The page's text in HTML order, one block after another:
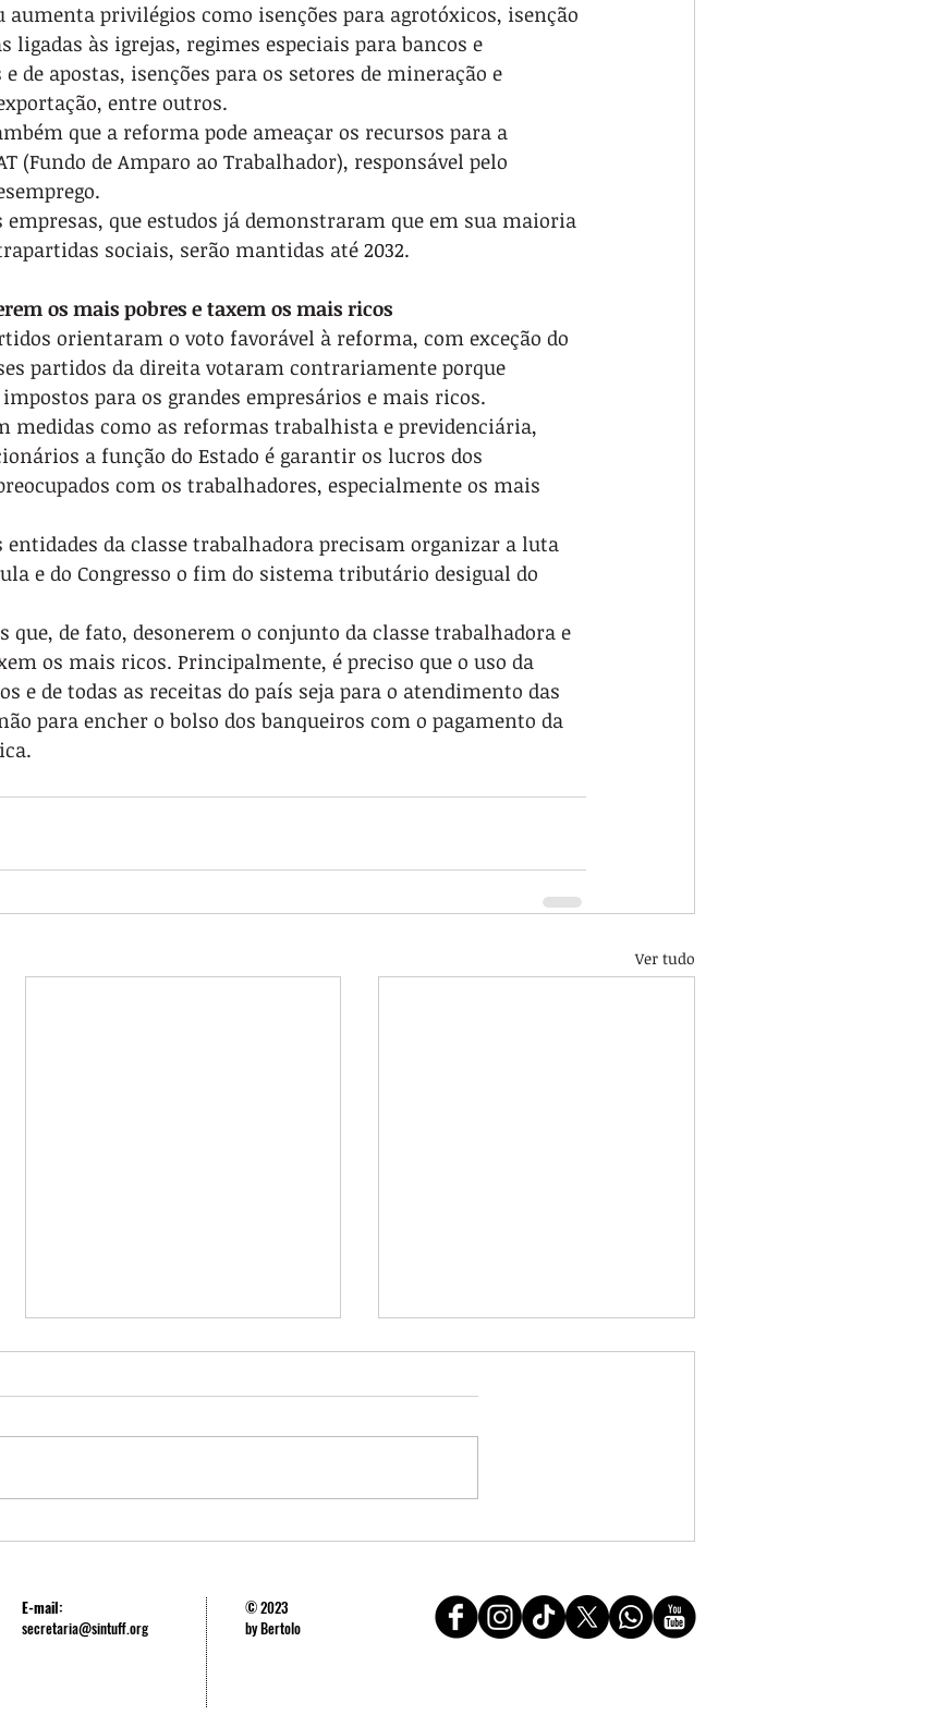
privilégios como isenções para agrotóxicos, isenção
às igrejas, regimes especiais para bancos e
de apostas, isenções para os setores de mineração e
entre outros.
que a reforma pode ameaçar os recursos para a
(Fundo de Amparo ao Trabalhador), responsável pelo
empresas, que estudos já demonstraram que em sua maioria
sociais, serão mantidas até 2032.
os mais pobres e taxem os mais ricos
orientaram o voto favorável à reforma, com exceção do
partidos da direita votaram contrariamente porque
para os grandes empresários e mais ricos.
medidas como as reformas trabalhista e previdenciária,
a função do Estado é garantir os lucros dos
com os trabalhadores, especialmente os mais
da classe trabalhadora precisam organizar a luta
e do Congresso o fim do sistema tributário desigual do
que, de fato, desonerem o conjunto da classe trabalhadora e
os mais ricos. Principalmente, é preciso que o uso da
e de todas as receitas do país seja para o atendimento das
para encher o bolso dos banqueiros com o pagamento da
Ver tudo
SINTUFF repudia a perseguição aos
SINTUFF manifesta solidariedade à
repressão
E-mail:
secretaria@sintuff.org
© 2023
by Bertolo